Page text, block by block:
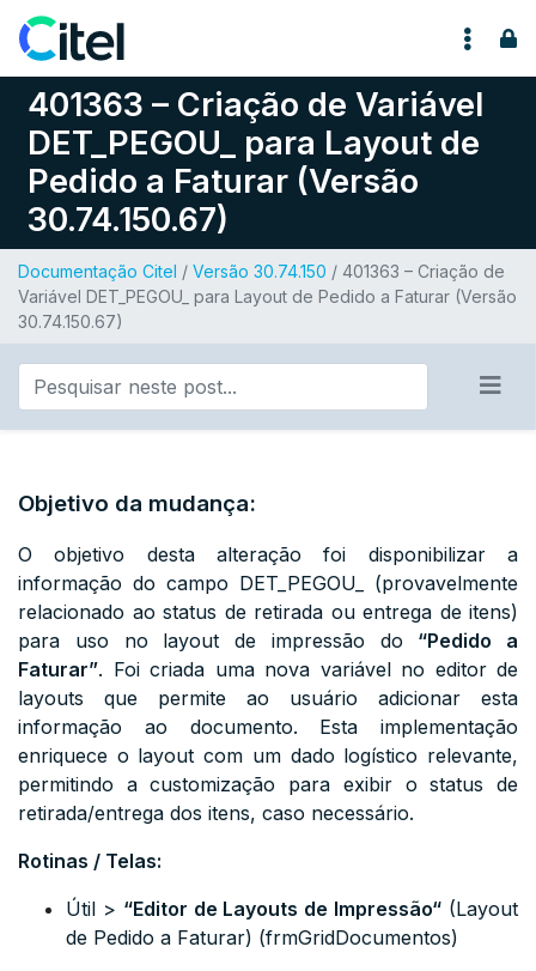
Pular para o conteúdo
401363 – Criação de Variável
DET_PEGOU_ para Layout de
Pedido a Faturar (Versão
30.74.150.67)
Documentação Citel / Versão 30.74.150 / 401363 – Criação de
Variável DET_PEGOU_ para Layout de Pedido a Faturar (Versão
30.74.150.67)
Objetivo da mudança:
O objetivo desta alteração foi disponibilizar a
informação do campo DET_PEGOU_
(provavelmente
relacionado ao status de retirada ou entrega de itens)
para uso no layout de impressão do “Pedido a
Faturar”. Foi criada uma nova variável no editor de
layouts que permite ao usuário adicionar esta
informação ao documento. Esta implementação
enriquece o layout com um dado logístico relevante,
permitindo a customização para exibir o status de
retirada/entrega dos itens, caso necessário.
Rotinas / Telas:
Útil > “Editor de Layouts de Impressão“ (Layout
de Pedido a Faturar) (frmGridDocumentos)